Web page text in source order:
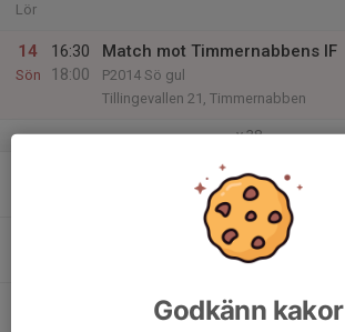
Lör
14
Sön
16:30
18:00
Match mot Timmernabbens IF
P2014 Sö gul
Tillingevallen 21, Timmernabben
v.38
Godkänn kakor